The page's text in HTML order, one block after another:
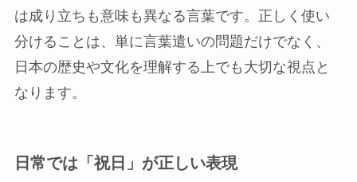
は成り立ちも意味も異なる言葉です。正しく使い
分けることは、単に言葉遣いの問題だけでなく、
日本の歴史や文化を理解する上でも大切な視点と
なります。
日常では「祝日」が正しい表現